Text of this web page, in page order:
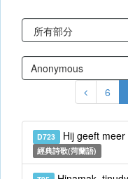
6
D723 Hij geeft meer
經典詩歌(菏蘭語)